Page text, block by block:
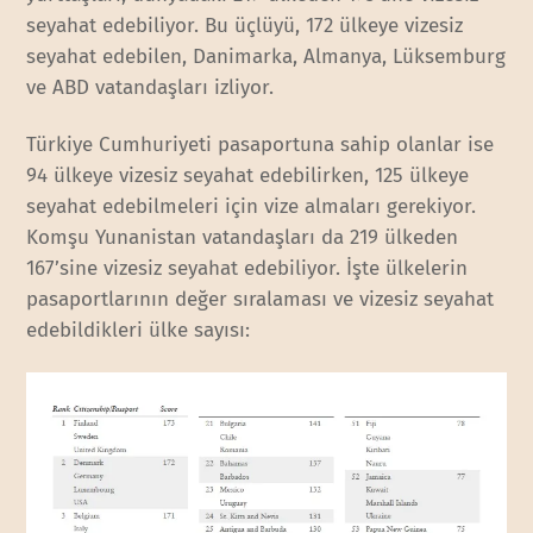
seyahat edebiliyor. Bu üçlüyü, 172 ülkeye vizesiz
seyahat edebilen, Danimarka, Almanya, Lüksemburg
ve ABD vatandaşları izliyor.
Türkiye Cumhuriyeti pasaportuna sahip olanlar ise
94 ülkeye vizesiz seyahat edebilirken, 125 ülkeye
seyahat edebilmeleri için vize almaları gerekiyor.
Komşu Yunanistan vatandaşları da 219 ülkeden
167’sine vizesiz seyahat edebiliyor. İşte ülkelerin
pasaportlarının değer sıralaması ve vizesiz seyahat
edebildikleri ülke sayısı: